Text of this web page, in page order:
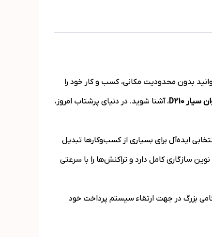
بدون محدودیت مکانی، کسب و کار خود را
سیارD210، آشنا شوید. در دنیای پرشتاب امروز،
ایده‌آل برای بسیاری از کسب‌وکارها تبدیل
سازگاری کامل دارد و تراکنش‌ها را با سرعتی
گامی بزرگ در جهت ارتقاء سیستم پرداخت خود